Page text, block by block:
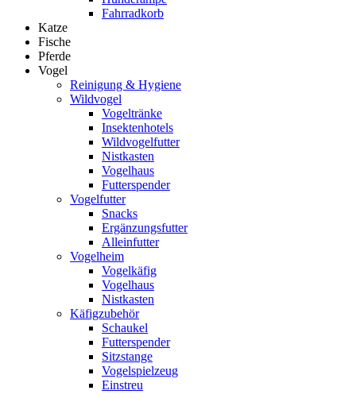
Fahrradkorb
Katze
Fische
Pferde
Vogel
Reinigung & Hygiene
Wildvogel
Vogeltränke
Insektenhotels
Wildvogelfutter
Nistkasten
Vogelhaus
Futterspender
Vogelfutter
Snacks
Ergänzungsfutter
Alleinfutter
Vogelheim
Vogelkäfig
Vogelhaus
Nistkasten
Käfigzubehör
Schaukel
Futterspender
Sitzstange
Vogelspielzeug
Einstreu